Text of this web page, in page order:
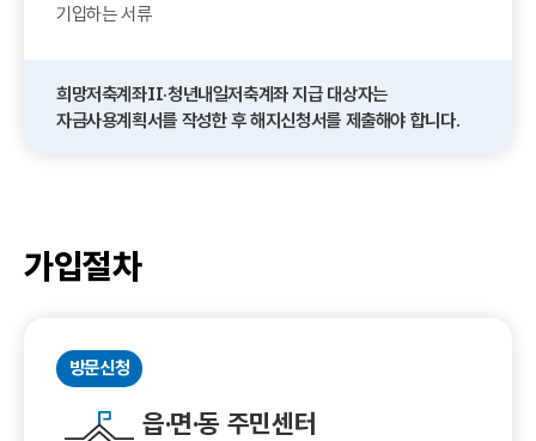
기입하는 서류
희망저축계좌Ⅱ·청년내일저축계좌 지급 대상자는
자금사용계획서를 작성한 후 해지신청서를 제출해야 합니다.
가입절차
방문신청
읍·면·동 주민센터